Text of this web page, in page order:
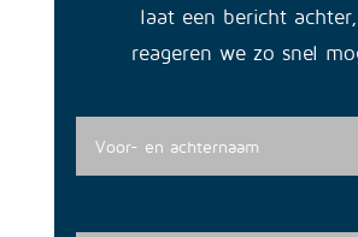
laat een bericht
reageren we zo snel